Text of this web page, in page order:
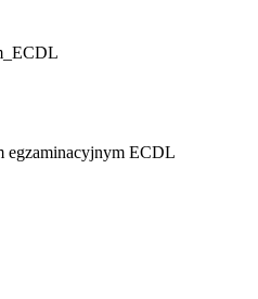
egzaminacyjnym ECDL